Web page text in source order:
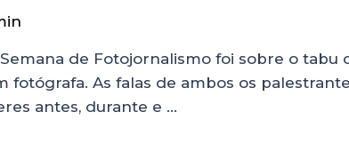
de Fotojornalismo foi sobre o
fotógrafa. As falas de ambos os
antes, durante e …